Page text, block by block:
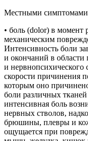
Местными симптомами
• боль (dolor) в момент
механическим
Интенсивность боли
и окончаний в области
и нервнопсихического
скорости причинения
которым оно
боли различных
интенсивная боль
нервных стволов,
брюшины, плевры и
ощущается при